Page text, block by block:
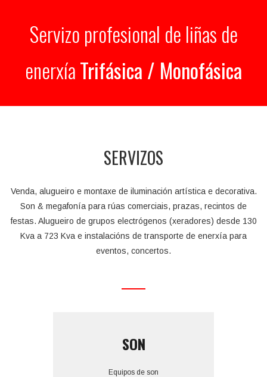
Servizo profesional de liñas de
enerxíaTrifásica / Monofásica
SERVIZOS
Venda, alugueiro e montaxe de iluminación artística e decorativa.
Son & megafonía para rúas comerciais, prazas, recintos de
festas. Alugueiro de grupos electrógenos (xeradores) desde 130
Kva a 723 Kva e instalacións de transporte de enerxía para
eventos, concertos.
SON
Equipos de son